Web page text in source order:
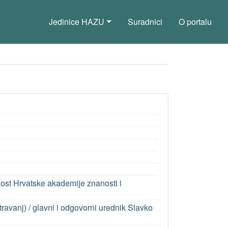
Jedinice HAZU Suradnici O portalu
Hrvatske akademije znanosti i
/ glavni i odgovorni urednik Slavko